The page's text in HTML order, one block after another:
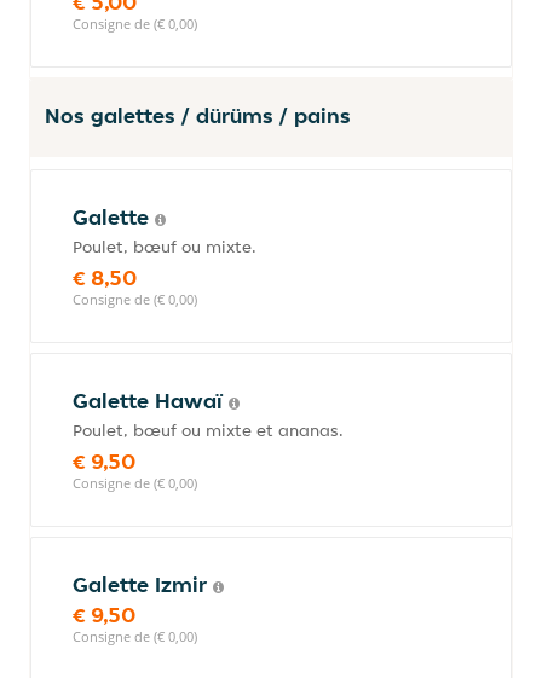
Consigne de (€ 0,00)
Nos galettes / dürüms / pains
Galette
Poulet, bœuf ou mixte.
€ 8,50
Consigne de (€ 0,00)
Galette Hawaï
Poulet, bœuf ou mixte et ananas.
€ 9,50
Consigne de (€ 0,00)
Galette Izmir
€ 9,50
Consigne de (€ 0,00)